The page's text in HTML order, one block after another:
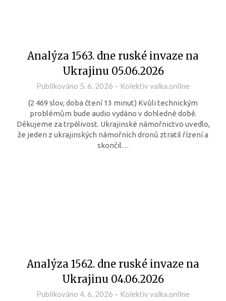
Analýza 1563. dne ruské invaze na
Ukrajinu 05.06.2026
Publikováno 5. 6. 2026 – Kolektiv valka.online
(2 469 slov, doba čtení 13 minut) Kvůli technickým
problémům bude audio vydáno v dohledné době.
Děkujeme za trpělivost. Ukrajinské námořnictvo uvedlo,
že jeden z ukrajinských námořních dronů ztratil řízení a
skončil…
Analýza 1562. dne ruské invaze na
Ukrajinu 04.06.2026
Publikováno 4. 6. 2026 – Kolektiv valka.online